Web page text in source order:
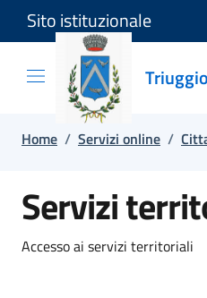
Salta e vai al contenuto
Salta e vai al footer
Sito istituzionale
Triuggio
Home / Servizi online /
Servizi
Accesso ai servizi territoriali